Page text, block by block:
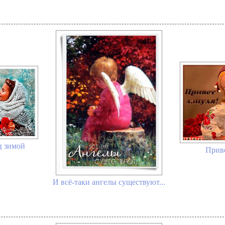
зимой
И всё-таки ангелы существуют...